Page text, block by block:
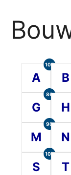
A
105
B
G
86
H
M
90
N
S
107
T